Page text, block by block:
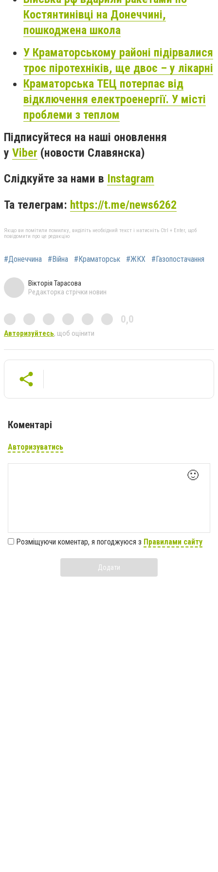
Костянтинівці на Донеччині,
пошкоджена школа
У Краматорському районі підірвалися
троє піротехніків, ще двоє – у лікарні
Краматорська ТЕЦ потерпає від
відключення електроенергії. У місті
проблеми з теплом
Підписуйтеся на наші оновлення
у Viber (новости Славянска)
Слідкуйте за нами в Instagram
Та телеграм: https://t.me/news6262
Якщо ви помітили помилку, виділіть необхідний текст і натисніть Ctrl + Enter, щоб
повідомити про це редакцію
#Донеччина #Війна #Краматорськ #ЖКХ #Газопостачання
Вікторія Тарасова
Редакторка стрічки новин
0,0
Авторизуйтесь, щоб оцінити
Коментарі
Авторизуватись
🙂
Розміщуючи коментар, я погоджуюся з Правилами сайту
Додати